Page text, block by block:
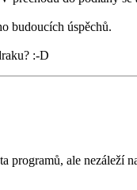
budoucích úspěchů.
:-D
ale nezáleží